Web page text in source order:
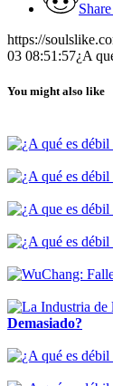
https://
03 08:51:57¿A
You might also like
Demasiado?